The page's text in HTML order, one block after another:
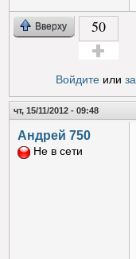
Вверху 50
Войдитеили
чт, 15/11/2012 - 09:48
Андрей 750
Не в сети